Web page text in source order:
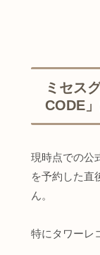
ミセス
CODE
現時点での公
を予約した直
ん。
特にタワーレ